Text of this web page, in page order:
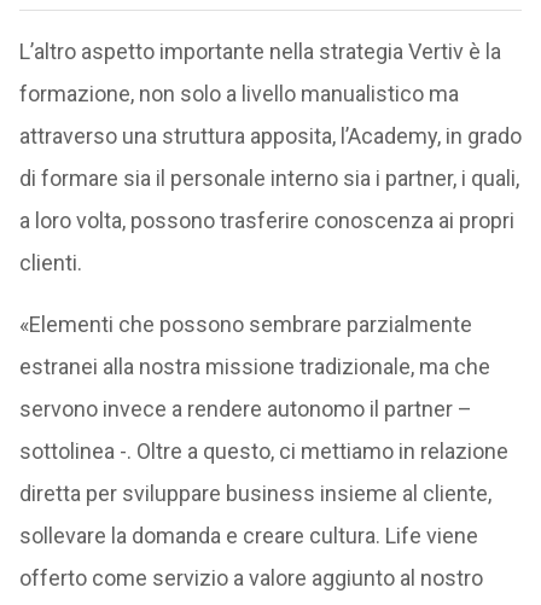
L’altro aspetto importante nella strategia Vertiv è la
formazione, non solo a livello manualistico ma
attraverso una struttura apposita, l’Academy, in grado
di formare sia il personale interno sia i partner, i quali,
a loro volta, possono trasferire conoscenza ai propri
clienti.
«Elementi che possono sembrare parzialmente
estranei alla nostra missione tradizionale, ma che
servono invece a rendere autonomo il partner –
sottolinea -. Oltre a questo, ci mettiamo in relazione
diretta per sviluppare business insieme al cliente,
sollevare la domanda e creare cultura. Life viene
offerto come servizio a valore aggiunto al nostro